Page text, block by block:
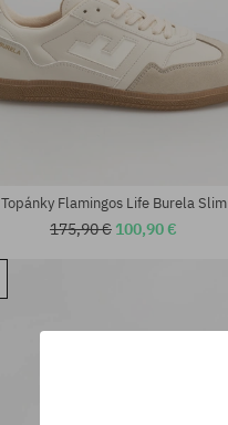
Topánky Flamingos Life Burela Slim
175,90 € 100,90 €